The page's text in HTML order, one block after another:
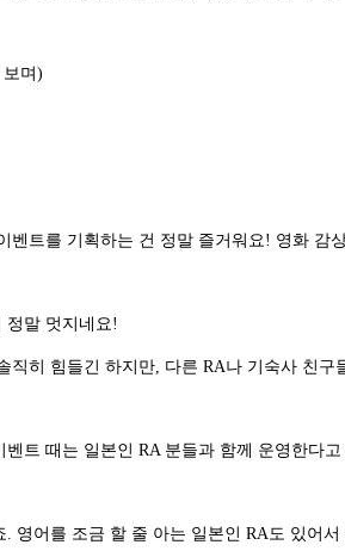
며)
트를 기획하는 건 정말 즐거워요! 영화 감
정말 멋지네요!
히 힘들긴 하지만, 다른 RA나 기숙사 친구
트 때는 일본인 RA 분들과 함께 운영한다고
어를 조금 할 줄 아는 일본인 RA도 있어서